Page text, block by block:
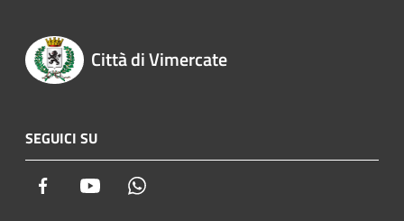
Città di Vimercate
SEGUICI SU
Facebook Youtube